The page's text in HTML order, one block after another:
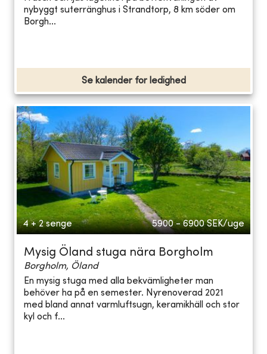
nybyggt suterränghus i Strandtorp, 8 km söder om
Borgh...
Se kalender for ledighed
4 + 2 senge 5900 - 6900 SEK/uge
Mysig Öland stuga nära Borgholm
Borgholm, Öland
En mysig stuga med alla bekvämligheter man
behöver ha på en semester. Nyrenoverad 2021
med bland annat varmluftsugn, keramikhäll och stor
kyl och f...